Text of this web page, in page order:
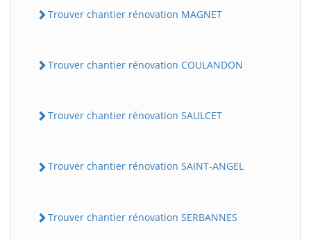
Trouver chantier rénovation MAGNET
Trouver chantier rénovation COULANDON
Trouver chantier rénovation SAULCET
Trouver chantier rénovation SAINT-ANGEL
Trouver chantier rénovation SERBANNES